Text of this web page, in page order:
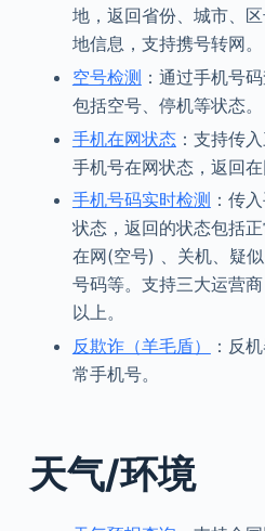
地，返回省份、城市、
地信息，支持携号转网。
空号检测 ：通过手机号
包括空号、停机等状态。
手机在网状态：支持传
手机号在网状态，返回在
手机号码实时检测 ：传
状态，返回的状态包括
在网(空号) 、关机、疑
号码等。支持三大运营
以上。
反欺诈（羊毛盾）
：反
常手机号。
天气/环境